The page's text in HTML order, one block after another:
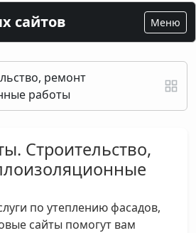
сайтов Меню
ремонт
работы
Строительство,
по утеплению фасадов,
сайты помогут вам